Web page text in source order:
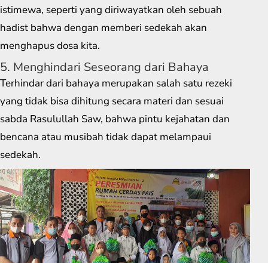
istimewa, seperti yang diriwayatkan oleh sebuah
hadist bahwa dengan memberi sedekah akan
menghapus dosa kita.
5. Menghindari Seseorang dari Bahaya
Terhindar dari bahaya merupakan salah satu rezeki
yang tidak bisa dihitung secara materi dan sesuai
sabda Rasulullah Saw, bahwa pintu kejahatan dan
bencana atau musibah tidak dapat melampaui
sedekah.